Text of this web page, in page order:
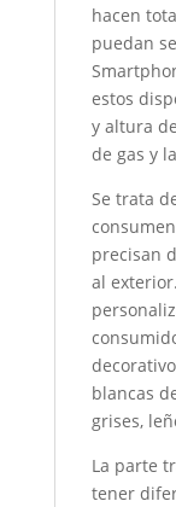
hacen
puedan
estos
y altura
de gas y
Se trata
precisan
al
blancas
grises,
La parte
tener